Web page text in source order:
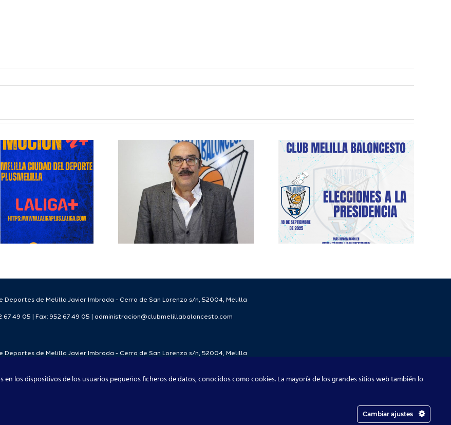
Jaime Auday
continua en la
Presidencia del
Club Melilla
Baloncesto.
Elecciones a la
Presidencia del
Club Melilla
Baloncesto.
Deportes de Melilla Javier Imbroda - Cerro de San Lorenzo s/n, 52004, Melilla
67 49 05 | Fax: 952 67 49 05 | administracion@clubmelillabaloncesto.com
Deportes de Melilla Javier Imbroda - Cerro de San Lorenzo s/n, 52004, Melilla
los dispositivos de los usuarios pequeños ficheros de datos, conocidos como cookies. La mayoría de los grandes sitios web también lo
Cambiar ajustes